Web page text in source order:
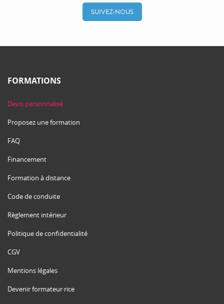
SUIVEZ-NOUS
FORMATIONS
Devis personnalisé
Proposez une formation
FAQ
Financement
Formation à distance
Code de conduite
Règlement intérieur
Politique de confidentialité
CGV
Mentions légales
Devenir formateur·rice